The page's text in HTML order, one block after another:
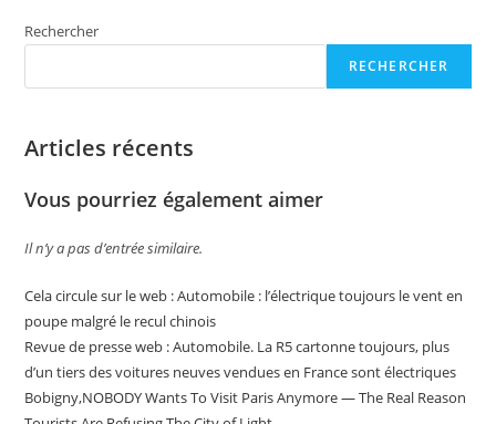
Rechercher
RECHERCHER
Articles récents
Vous pourriez également aimer
Il n’y a pas d’entrée similaire.
Cela circule sur le web : Automobile : l’électrique toujours le vent en
poupe malgré le recul chinois
Revue de presse web : Automobile. La R5 cartonne toujours, plus
d’un tiers des voitures neuves vendues en France sont électriques
Bobigny,NOBODY Wants To Visit Paris Anymore — The Real Reason